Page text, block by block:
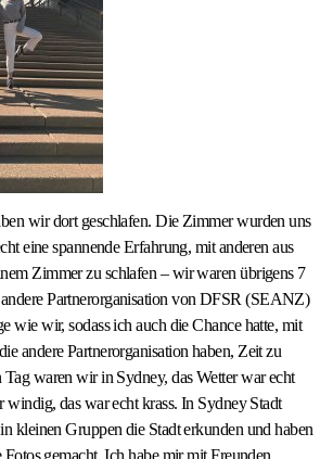
wir dort geschlafen. Die Zimmer wurden uns
eine spannende Erfahrung, mit anderen aus
Zimmer zu schlafen – wir waren übrigens 7
Partnerorganisation von DFSR (SEANZ)
wie wir, sodass ich auch die Chance hatte, mit
andere Partnerorganisation haben, Zeit zu
waren wir in Sydney, das Wetter war echt
windig, das war echt krass. In Sydney Stadt
kleinen Gruppen die Stadt erkunden und haben